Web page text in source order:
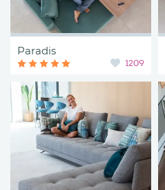
Paradis
1209